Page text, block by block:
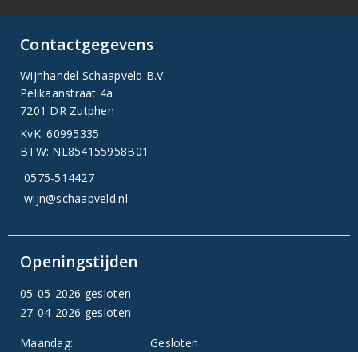
Contactgegevens
Wijnhandel Schaapveld B.V.
Pelikaanstraat 4a
7201 DR Zutphen
KvK: 60995335
BTW: NL854155958B01
0575-514427
wijn@schaapveld.nl
Openingstijden
05-05-2026 gesloten
27-04-2026 gesloten
Maandag:
Gesloten